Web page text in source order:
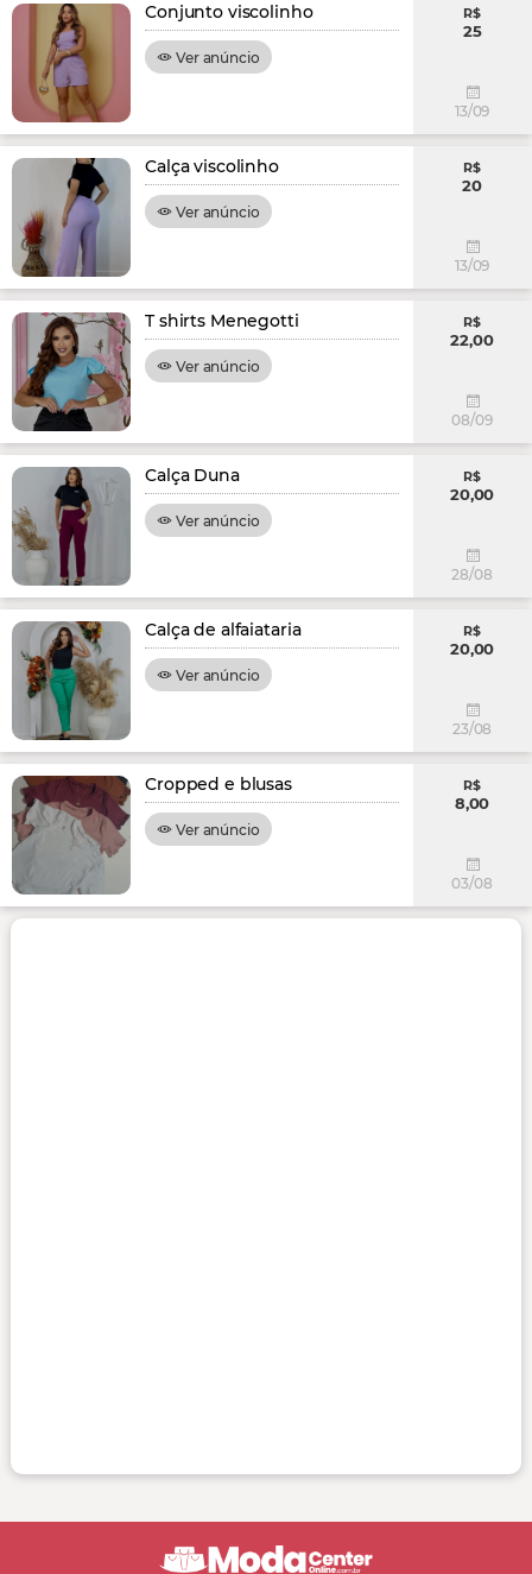
Conjunto viscolinho
Ver anúncio
R$
25
13/09
Calça viscolinho
Ver anúncio
R$
20
13/09
T shirts Menegotti
Ver anúncio
R$
22,00
08/09
Calça Duna
Ver anúncio
R$
20,00
28/08
Calça de alfaiataria
Ver anúncio
R$
20,00
23/08
Cropped e blusas
Ver anúncio
R$
8,00
03/08